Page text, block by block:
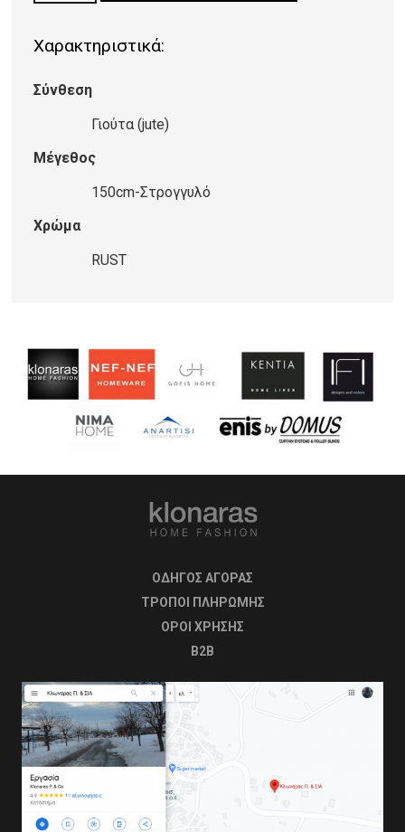
RUST
Χαρακτηριστικά:
Σύνθεση
Γιούτα (jute)
Μέγεθος
150cm-Στρογγυλό
Χρώμα
RUST
ΟΔΗΓΟΣ ΑΓΟΡΑΣ
ΤΡΟΠΟΙ ΠΛΗΡΩΜΗΣ
OΡΟΙ ΧΡΗΣΗΣ
B2B